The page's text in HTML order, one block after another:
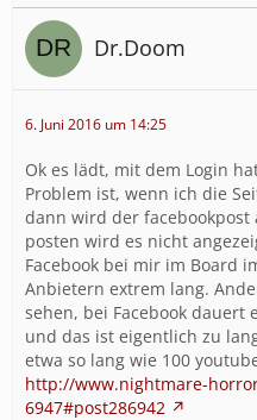
Dr.Doom
6. Juni 2016 um 14:25
Ok es lädt, mit dem Login
Problem ist, wenn ich die
dann wird der facebookpost
posten wird es nicht
Facebook bei mir im Board
Anbietern extrem lang.
sehen, bei Facebook dauert
und das ist eigentlich zu
etwa so lang wie 100
http://www.nightmare-
6947#post286942